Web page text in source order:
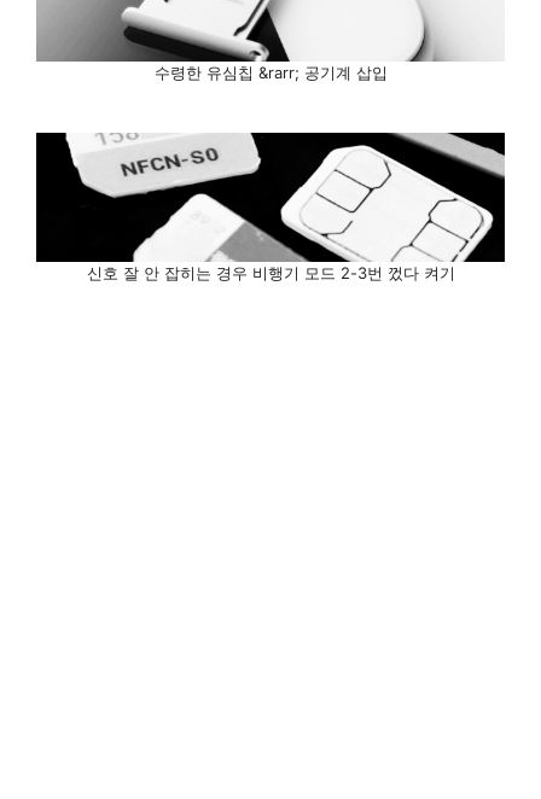
수령한 유심칩 &rarr; 공기계 삽입
신호 잘 안 잡히는 경우 비행기 모드 2-3번 껐다 켜기